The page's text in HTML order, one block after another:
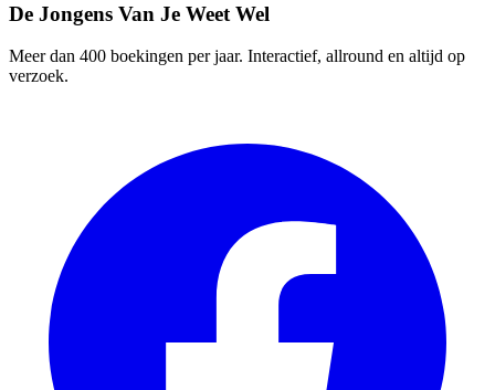
De Jongens Van Je Weet Wel
Meer dan 400 boekingen per jaar. Interactief, allround en altijd op
verzoek.